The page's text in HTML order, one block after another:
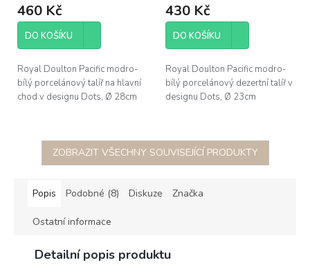
460 Kč
DO KOŠÍKU
Royal Doulton Pacific modro-
bílý porcelánový talíř na hlavní
chod v designu Dots, Ø 28cm
430 Kč
DO KOŠÍKU
Royal Doulton Pacific modro-
bílý porcelánový dezertní talíř v
designu Dots, Ø 23cm
ZOBRAZIT VŠECHNY SOUVISEJÍCÍ PRODUKTY
Popis Podobné (8) Diskuze Značka
Ostatní informace
Detailní popis produktu